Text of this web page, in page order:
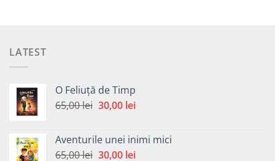
LATEST
O Feliuță de Timp
65,00lei Prețul
fost:
65,00 lei.
30,00 leiPrețul
30,00 lei.
Aventurile unei inimi mici
65,00lei Prețul
30,00 leiPrețul